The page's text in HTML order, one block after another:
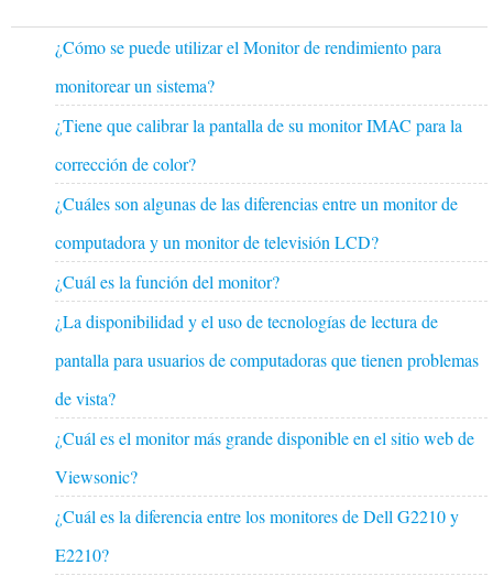
¿Cómo se puede utilizar el Monitor de rendimiento para
monitorear un sistema?
¿Tiene que calibrar la pantalla de su monitor IMAC para la
corrección de color?
¿Cuáles son algunas de las diferencias entre un monitor de
computadora y un monitor de televisión LCD?
¿Cuál es la función del monitor?
¿La disponibilidad y el uso de tecnologías de lectura de
pantalla para usuarios de computadoras que tienen problemas
de vista?
¿Cuál es el monitor más grande disponible en el sitio web de
Viewsonic?
¿Cuál es la diferencia entre los monitores de Dell G2210 y
E2210?